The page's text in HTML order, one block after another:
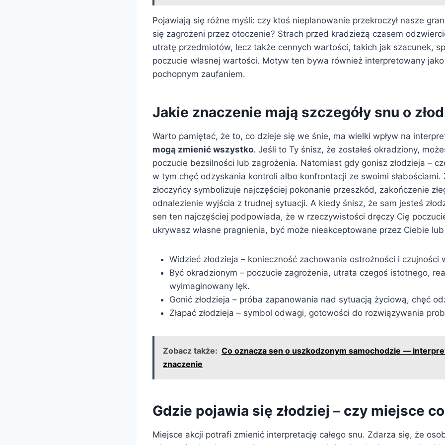
Pojawiają się różne myśli: czy ktoś nieplanowanie przekroczył nasze
się zagrożeni przez otoczenie? Strach przed kradzieżą czasem
utratę przedmiotów, lecz także cennych wartości, takich jak szacunek,
poczucie własnej wartości. Motyw ten bywa również interpretowany
pochopnym zaufaniem.
Jakie znaczenie mają szczegóły snu o
Warto pamiętać, że to, co dzieje się we śnie, ma wielki wpływ na
mogą zmienić wszystko. Jeśli to Ty śnisz, że zostałeś okradziony,
poczucie bezsilności lub zagrożenia. Natomiast gdy gonisz złodzieja –
w tym chęć odzyskania kontroli albo konfrontacji ze swoimi słabościami.
złoczyńcy symbolizuje najczęściej pokonanie przeszkód, zakończenie
odnalezienie wyjścia z trudnej sytuacji. A kiedy śnisz, że sam jesteś
sen ten najczęściej podpowiada, że w rzeczywistości dręczy Cię
ukrywasz własne pragnienia, być może nieakceptowane przez Ciebie
Widzieć złodzieja – konieczność zachowania ostrożności i czujności
Być okradzionym – poczucie zagrożenia, utrata czegoś istotnego,
wyimaginowany lęk.
Gonić złodzieja – próba zapanowania nad sytuacją życiową, chęć
Złapać złodzieja – symbol odwagi, gotowości do rozwiązywania
Zobacz także: Co oznacza sen o uszkodzonym samochodzie —
znaczenie
Gdzie pojawia się złodziej – czy miejsce
Miejsce akcji potrafi zmienić interpretację całego snu. Zdarza się, że